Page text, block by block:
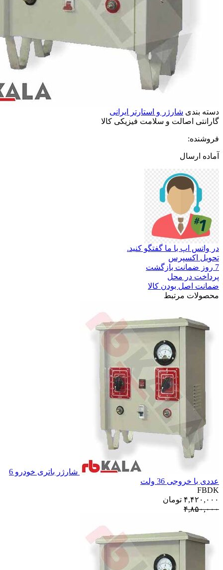
دسته بندی شارژر و استارتر ایرانی
گارانتی اصالت و سلامت فیزیکی کالا
فروشنده:
آماده ارسال
در واتس اپ با ما گفتگو کنید.
تحویل اکسپرس
7 روز ضمانت بازگشت
پرداخت در محل
ضمانت اصل بودن کالا
محصولات مرتبط
شارژر باتری خودرو 6
عددی با خروجی 36 ولت
FBDK
۴,۴۲۰,۰۰۰ تومان
۴,۸۵۰,۰۰۰